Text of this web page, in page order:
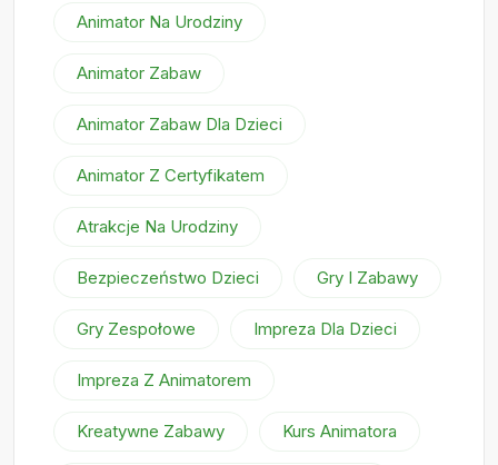
Animator Na Urodziny
Animator Zabaw
Animator Zabaw Dla Dzieci
Animator Z Certyfikatem
Atrakcje Na Urodziny
Bezpieczeństwo Dzieci Gry I Zabawy
Gry Zespołowe Impreza Dla Dzieci
Impreza Z Animatorem
Kreatywne Zabawy Kurs Animatora